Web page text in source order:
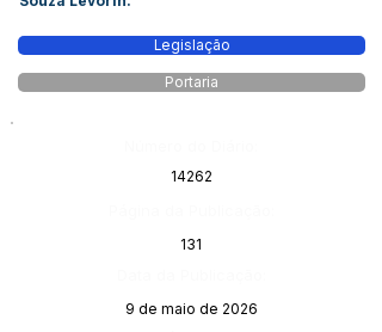
Legislação
Portaria
14262
131
9 de maio de 2026